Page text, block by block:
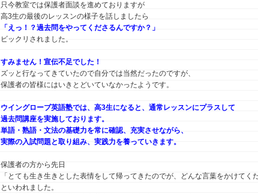
只今教室では保護者面談を進めておりますが
高3生の最後のレッスンの様子を話しましたら
「えっ！？過去問をやってくださるんですか？」
ビックリされました。
すみません！宣伝不足でした！
ズッと行なってきていたので自分では当然だったのですが、
保護者の皆様にはいきとどいていなかったようです。
ウイングローブ英語塾では、高3生になると、通常レッスンにプラスして
過去問講座を実施しております。
単語・熟語・文法の基礎力を常に確認、充実させながら、
実際の入試問題と取り組み、実践力を養っていきます。
保護者の方から先日
「とても生き生きとした表情をして帰ってきたのでが、どんな言葉をかけてく
といわれました。